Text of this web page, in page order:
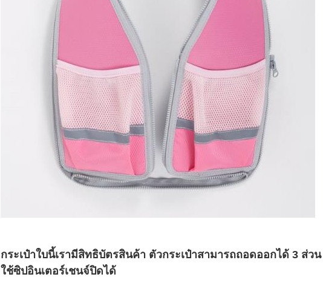
กระเป๋าใบนี้เรามีสิทธิบัตรสินค้า ตัวกระเป๋าสามารถถอดออกได้ 3 ส่ว
ใช้ซิปอินเตอร์เชนจ์ปิดได้